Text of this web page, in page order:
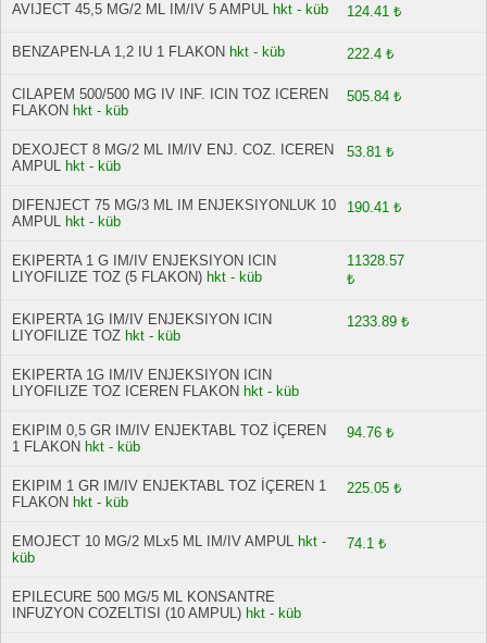
AVIJECT 45,5 MG/2 ML IM/IV 5 AMPUL hkt - küb 124.41 ₺
BENZAPEN-LA 1,2 IU 1 FLAKON hkt - küb 222.4 ₺
CILAPEM 500/500 MG IV INF. ICIN TOZ ICEREN
FLAKON hkt - küb
505.84 ₺
DEXOJECT 8 MG/2 ML IM/IV ENJ. COZ. ICEREN
AMPUL hkt - küb
53.81 ₺
DIFENJECT 75 MG/3 ML IM ENJEKSIYONLUK 10
AMPUL hkt - küb
190.41 ₺
EKIPERTA 1 G IM/IV ENJEKSIYON ICIN
LIYOFILIZE TOZ (5 FLAKON) hkt - küb
11328.57
₺
EKIPERTA 1G IM/IV ENJEKSIYON ICIN
LIYOFILIZE TOZ hkt - küb
1233.89 ₺
EKIPERTA 1G IM/IV ENJEKSIYON ICIN
LIYOFILIZE TOZ ICEREN FLAKON hkt - küb
EKIPIM 0,5 GR IM/IV ENJEKTABL TOZ İÇEREN
1 FLAKON hkt - küb
94.76 ₺
EKIPIM 1 GR IM/IV ENJEKTABL TOZ İÇEREN 1
FLAKON hkt - küb
225.05 ₺
EMOJECT 10 MG/2 MLx5 ML IM/IV AMPUL hkt -
küb
74.1 ₺
EPILECURE 500 MG/5 ML KONSANTRE
INFUZYON COZELTISI (10 AMPUL) hkt - küb